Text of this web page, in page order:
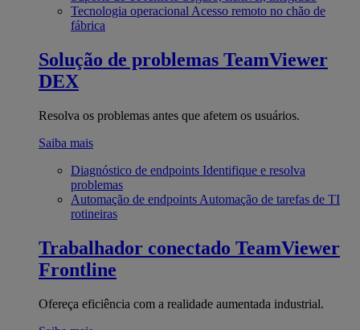
Tecnologia operacional Acesso remoto no chão de
fábrica
Solução de problemas TeamViewer
DEX
Resolva os problemas antes que afetem os usuários.
Saiba mais
Diagnóstico de endpoints Identifique e resolva
problemas
Automação de endpoints Automação de tarefas de TI
rotineiras
Trabalhador conectado TeamViewer
Frontline
Ofereça eficiência com a realidade aumentada industrial.